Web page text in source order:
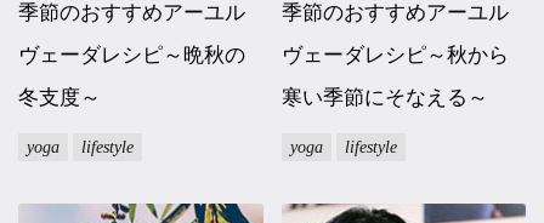
季節のおすすめアーユル
ヴェーダレシピ～晩秋の
冬支度～
yoga lifestyle
季節のおすすめアーユル
ヴェーダレシピ～秋から
寒い季節にそなえる～
yoga lifestyle